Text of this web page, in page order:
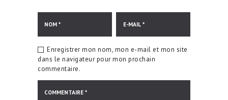
Enregistrer mon nom, mon e-mail et mon site
dans le navigateur pour mon prochain
commentaire.